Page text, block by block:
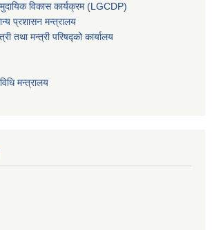
विकास कार्यक्रम (LGCDP)
प्रशासन मन्त्रालय
तथा मन्त्री परिषद्को कार्यालय
मन्त्रालय